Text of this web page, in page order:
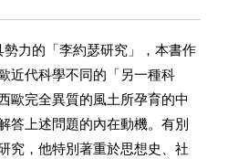
力的「李約瑟研究」，本書作
近代科學不同的「另一種科
歐完全異質的風土所孕育的中
答上述問題的內在動機。有別
究，他特別著重於思想史、社